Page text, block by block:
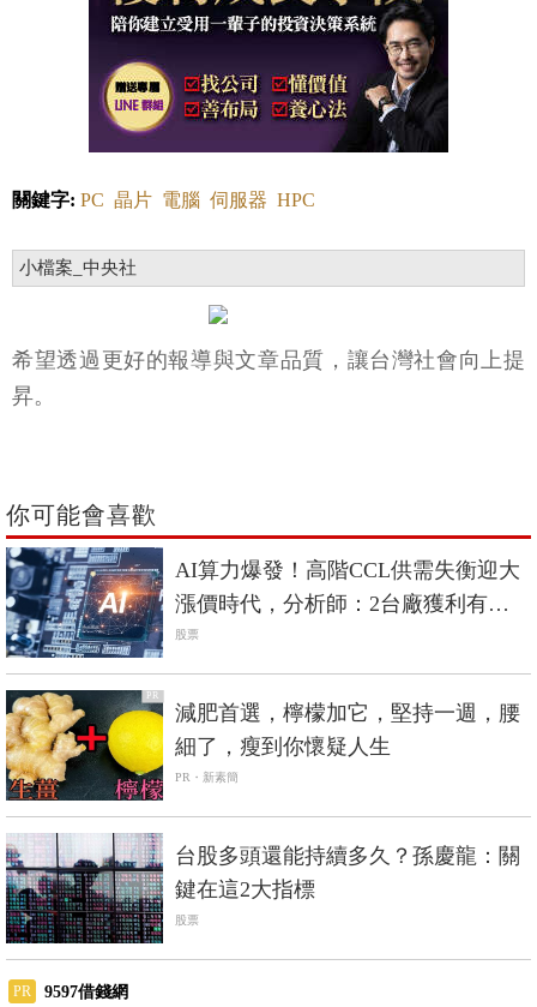
關鍵字: PC 晶片 電腦 伺服器 HPC
小檔案_中央社
希望透過更好的報導與文章品質，讓台灣社會向上提
昇。
你可能會喜歡
AI算力爆發！高階CCL供需失衡迎大
漲價時代，分析師：2台廠獲利有望
爆發
股票
PR
減肥首選，檸檬加它，堅持一週，腰
細了，瘦到你懷疑人生
PR・新素簡
台股多頭還能持續多久？孫慶龍：關
鍵在這2大指標
股票
PR 9597借錢網